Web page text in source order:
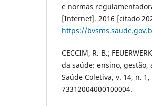
e normas
[Internet]. 2016 [citado
https://
CECCIM, R. B.;
da saúde: ensino, gestão,
Saúde Coletiva, v. 14, n.
73312004000100004.